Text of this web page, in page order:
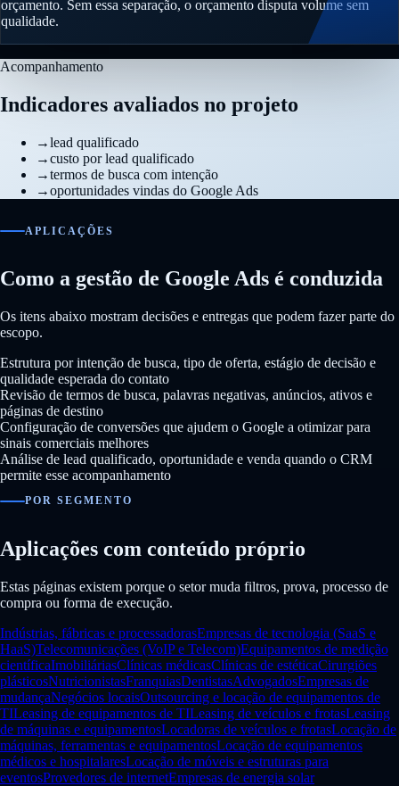
orçamento. Sem essa separação, o orçamento disputa volume sem
qualidade.
Acompanhamento
Indicadores avaliados no projeto
→lead qualificado
→custo por lead qualificado
→termos de busca com intenção
→oportunidades vindas do Google Ads
APLICAÇÕES
Como a gestão de Google Ads é conduzida
Os itens abaixo mostram decisões e entregas que podem fazer parte do
escopo.
Estrutura por intenção de busca, tipo de oferta, estágio de decisão e
qualidade esperada do contato
Revisão de termos de busca, palavras negativas, anúncios, ativos e
páginas de destino
Configuração de conversões que ajudem o Google a otimizar para
sinais comerciais melhores
Análise de lead qualificado, oportunidade e venda quando o CRM
permite esse acompanhamento
POR SEGMENTO
Aplicações com conteúdo próprio
Estas páginas existem porque o setor muda filtros, prova, processo de
compra ou forma de execução.
Indústrias, fábricas e processadorasEmpresas de tecnologia (SaaS e
HaaS)Telecomunicações (VoIP e Telecom)Equipamentos de medição
científicaImobiliáriasClínicas médicasClínicas de estéticaCirurgiões
plásticosNutricionistasFranquiasDentistasAdvogadosEmpresas de
mudançaNegócios locaisOutsourcing e locação de equipamentos de
TILeasing de equipamentos de TILeasing de veículos e frotasLeasing
de máquinas e equipamentosLocadoras de veículos e frotasLocação de
máquinas, ferramentas e equipamentosLocação de equipamentos
médicos e hospitalaresLocação de móveis e estruturas para
eventosProvedores de internetEmpresas de energia solar